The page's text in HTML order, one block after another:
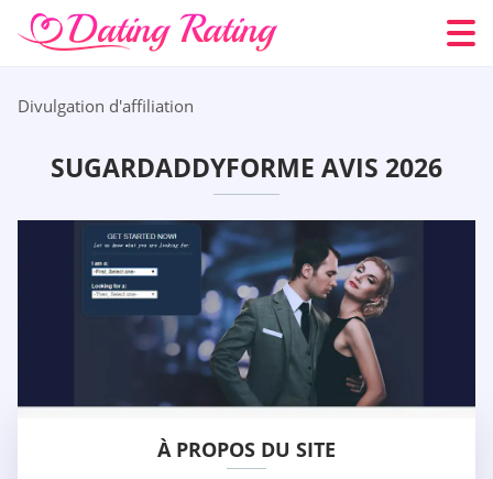
Divulgation d'affiliation
SUGARDADDYFORME AVIS 2026
À PROPOS DU SITE